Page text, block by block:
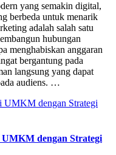
yang semakin digital,
berbeda untuk menarik
adalah salah satu
hubungan
menghabiskan anggaran
bergantung pada
langsung yang dapat
audiens. …
UMKM dengan Strategi